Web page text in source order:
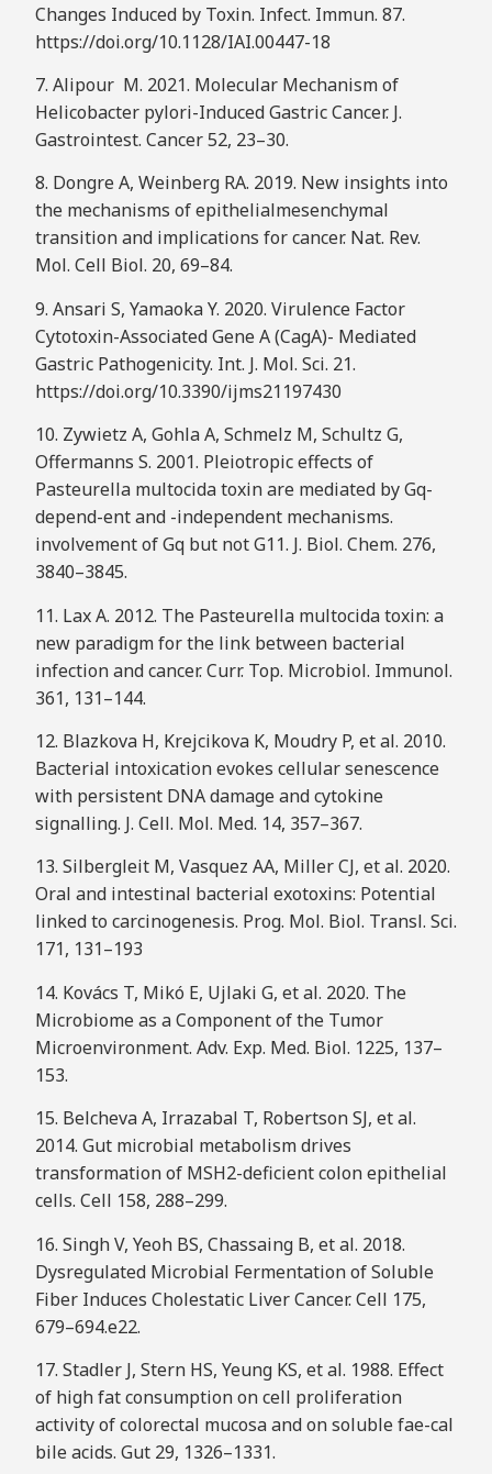
Changes Induced by Toxin. Infect. Immun. 87.
https://doi.org/10.1128/IAI.00447-18
7. Alipour M. 2021. Molecular Mechanism of
Helicobacter pylori-Induced Gastric Cancer. J.
Gastrointest. Cancer 52, 23–30.
8. Dongre A, Weinberg RA. 2019. New insights into
the mechanisms of epithelialmesenchymal
transition and implications for cancer. Nat. Rev.
Mol. Cell Biol. 20, 69–84.
9. Ansari S, Yamaoka Y. 2020. Virulence Factor
Cytotoxin-Associated Gene A (CagA)- Mediated
Gastric Pathogenicity. Int. J. Mol. Sci. 21.
https://doi.org/10.3390/ijms21197430
10. Zywietz A, Gohla A, Schmelz M, Schultz G,
Offermanns S. 2001. Pleiotropic effects of
Pasteurella multocida toxin are mediated by Gq-
depend-ent and -independent mechanisms.
involvement of Gq but not G11. J. Biol. Chem. 276,
3840–3845.
11. Lax A. 2012. The Pasteurella multocida toxin: a
new paradigm for the link between bacterial
infection and cancer. Curr. Top. Microbiol. Immunol.
361, 131–144.
12. Blazkova H, Krejcikova K, Moudry P, et al. 2010.
Bacterial intoxication evokes cellular senescence
with persistent DNA damage and cytokine
signalling. J. Cell. Mol. Med. 14, 357–367.
13. Silbergleit M, Vasquez AA, Miller CJ, et al. 2020.
Oral and intestinal bacterial exotoxins: Potential
linked to carcinogenesis. Prog. Mol. Biol. Transl. Sci.
171, 131–193
14. Kovács T, Mikó E, Ujlaki G, et al. 2020. The
Microbiome as a Component of the Tumor
Microenvironment. Adv. Exp. Med. Biol. 1225, 137–
153.
15. Belcheva A, Irrazabal T, Robertson SJ, et al.
2014. Gut microbial metabolism drives
transformation of MSH2-deficient colon epithelial
cells. Cell 158, 288–299.
16. Singh V, Yeoh BS, Chassaing B, et al. 2018.
Dysregulated Microbial Fermentation of Soluble
Fiber Induces Cholestatic Liver Cancer. Cell 175,
679–694.e22.
17. Stadler J, Stern HS, Yeung KS, et al. 1988. Effect
of high fat consumption on cell proliferation
activity of colorectal mucosa and on soluble fae-cal
bile acids. Gut 29, 1326–1331.